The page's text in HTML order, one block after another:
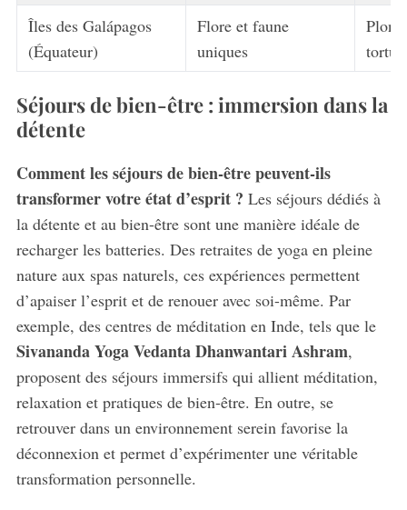
Îles des Galápagos
(Équateur)
Flore et faune
uniques
Séjours de bien-être : immersion dans la
détente
Comment les séjours de bien-être peuvent-ils
transformer votre état d’esprit ? Les séjours dédiés à
la détente et au bien-être sont une manière idéale de
recharger les batteries. Des retraites de yoga en pleine
nature aux spas naturels, ces expériences permettent
d’apaiser l’esprit et de renouer avec soi-même. Par
exemple, des centres de méditation en Inde, tels que le
Sivananda Yoga Vedanta Dhanwantari Ashram,
proposent des séjours immersifs qui allient méditation,
relaxation et pratiques de bien-être. En outre, se
retrouver dans un environnement serein favorise la
déconnexion et permet d’expérimenter une véritable
transformation personnelle.